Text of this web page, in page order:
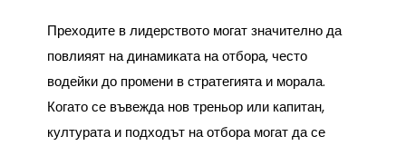
Преходите в лидерството могат значително да
повлияят на динамиката на отбора, често
водейки до промени в стратегията и морала.
Когато се въвежда нов треньор или капитан,
културата и подходът на отбора могат да се